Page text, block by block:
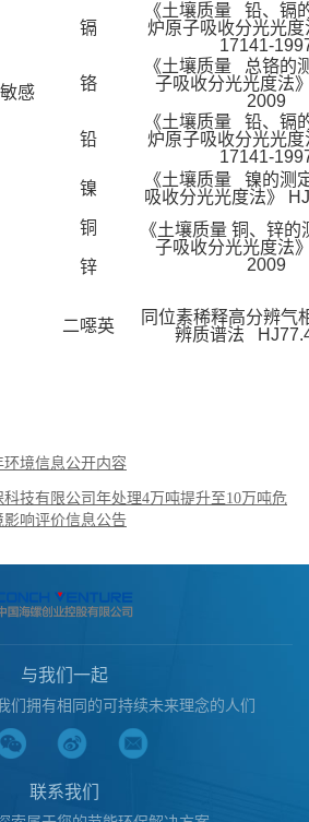
感
镉
《土壤质量 铅、镉
炉原子吸收分光光度
17141-
铬
《土壤质量 总铬的
子吸收分光光度法
2009
铅
《土壤质量 铅、镉
炉原子吸收分光光度
17141-
镍
《土壤质量 镍的测
吸收分光光度法》
铜
《土壤质量 铜、锌的
子吸收分光光度法
2009
锌
二噁英
同位素稀释高分辨气
辨质谱法
环境信息公开内容
技有限公司年处理4万吨提升至10万吨危
影响评价信息公告
与我们一起
们拥有相同的可持续未来理念的人们
联系我们